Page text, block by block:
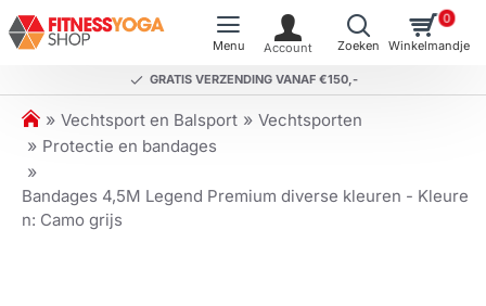
GRATIS VERZENDING VANAF €150,-
0
h
o
e
Vechtsport en Balsport
Vechtsporten
Protectie en bandages
Bandages 4,5M Legend Premium diverse kleuren - Kleure
n: Camo grijs